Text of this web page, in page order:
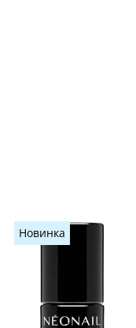
Новинка